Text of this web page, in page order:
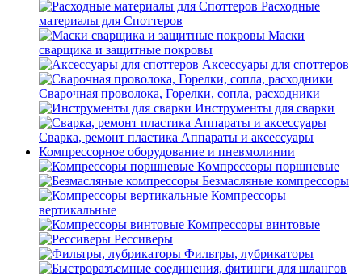
Расходные
материалы для Споттеров
Маски
сварщика и защитные покровы
Аксессуары для споттеров
Сварочная проволока, Горелки, сопла, расходники
Инструменты для сварки
Сварка, ремонт пластика Аппараты и аксессуары
Компрессорное оборудование и пневмолинии
Компрессоры поршневые
Безмасляные компрессоры
Компрессоры
вертикальные
Компрессоры винтовые
Рессиверы
Фильтры, лубрикаторы